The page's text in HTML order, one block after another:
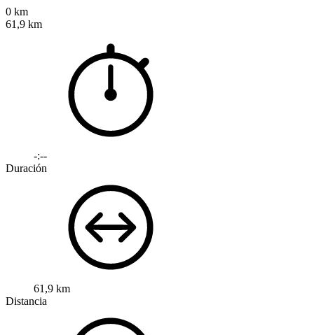
0 km
61,9 km
-:--
Duración
61,9 km
Distancia